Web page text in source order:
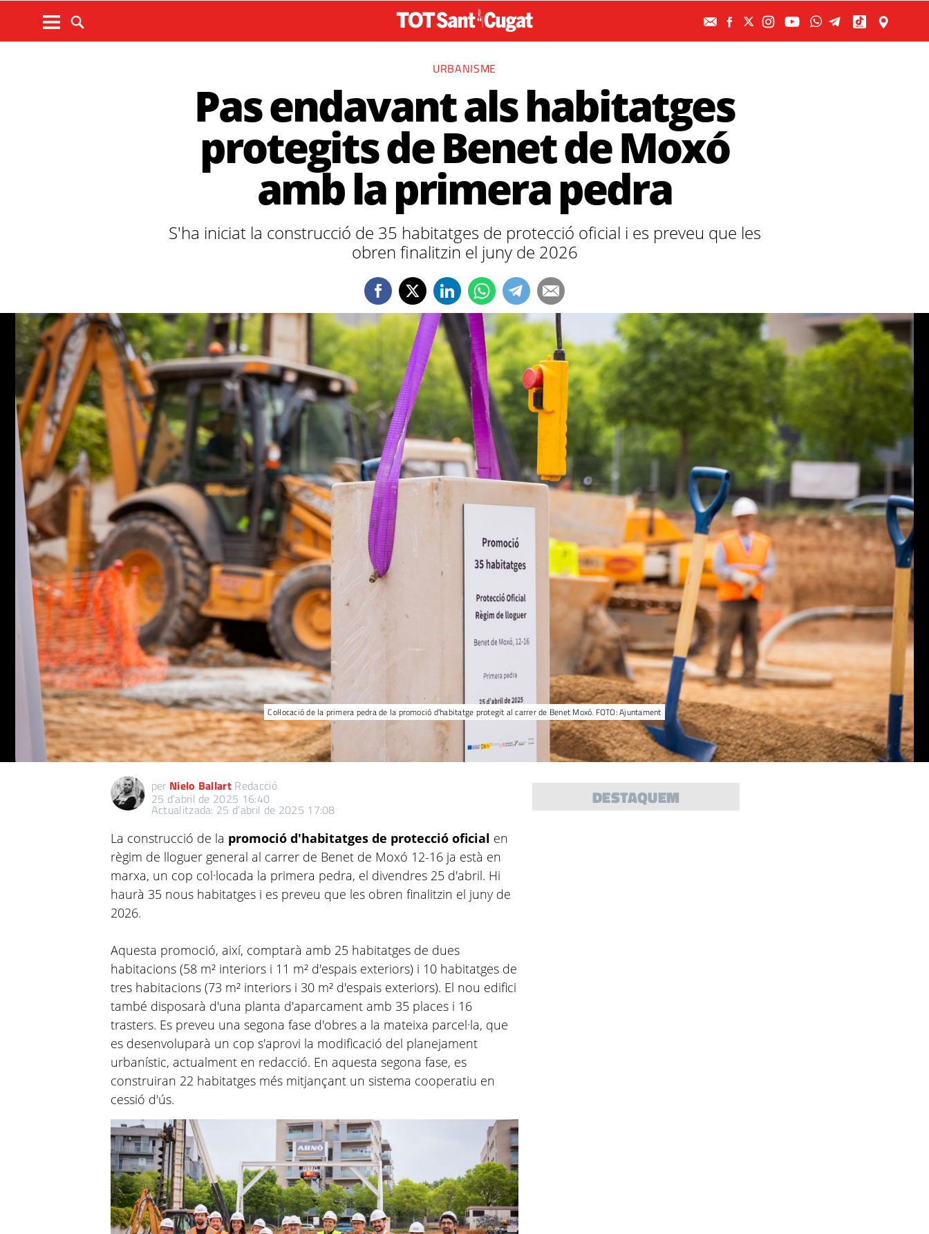
URBANISME
Pas endavant als habitatges
protegits de Benet de Moxó
amb la primera pedra
S'ha iniciat la construcció de 35 habitatges de protecció oficial i es preveu que les
obren finalitzin el juny de 2026
Col·locació de la primera pedra de la promoció d'habitatge protegit al carrer de Benet Moxó. FOTO: Ajuntament
per Nielo Ballart Redacció
25 d’abril de 2025 16:40
Actualitzada: 25 d’abril de 2025 17:08
La construcció de la promoció d'habitatges de protecció oficial en
règim de lloguer general al carrer de Benet de Moxó 12-16 ja està en
marxa, un cop col·locada la primera pedra, el divendres 25 d'abril. Hi
haurà 35 nous habitatges i es preveu que les obren finalitzin el juny de
2026.
Aquesta promoció, així, comptarà amb 25 habitatges de dues
habitacions (58 m² interiors i 11 m² d'espais exteriors) i 10 habitatges de
tres habitacions (73 m² interiors i 30 m² d'espais exteriors). El nou edifici
també disposarà d'una planta d'aparcament amb 35 places i 16
trasters. Es preveu una segona fase d'obres a la mateixa parcel·la, que
es desenvoluparà un cop s'aprovi la modificació del planejament
urbanístic, actualment en redacció. En aquesta segona fase, es
construiran 22 habitatges més mitjançant un sistema cooperatiu en
cessió d'ús.
DESTAQUEM